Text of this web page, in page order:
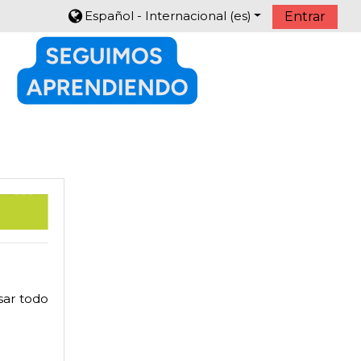
Español - Internacional ‎(es)‎ Entrar
todo